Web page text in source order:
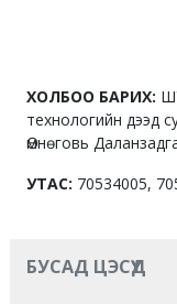
ХОЛБОО БАРИХ:
технологийн дээд
Өмнөговь
УТАС: 70534005,
БУСАД ЦЭСҮҮД